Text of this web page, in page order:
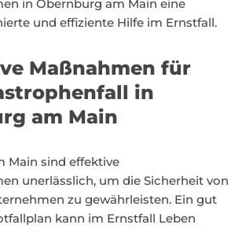
in Obernburg am Main eine
und effiziente Hilfe im Ernstfall.
Maßnahmen für
in
am Main
Main sind effektive
unerlässlich, um die Sicherheit von
zu gewährleisten. Ein gut
kann im Ernstfall Leben